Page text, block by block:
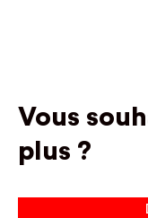
Vous
plus ?